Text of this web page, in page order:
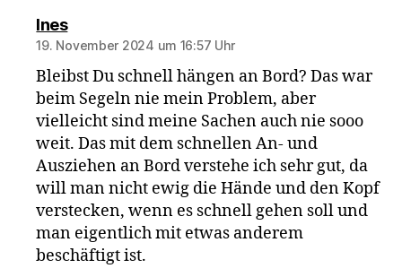
Inessagt:
19. November 2024 um 16:57 Uhr
Bleibst Du schnell hängen an Bord? Das war
beim Segeln nie mein Problem, aber
vielleicht sind meine Sachen auch nie sooo
weit. Das mit dem schnellen An- und
Ausziehen an Bord verstehe ich sehr gut, da
will man nicht ewig die Hände und den Kopf
verstecken, wenn es schnell gehen soll und
man eigentlich mit etwas anderem
beschäftigt ist.